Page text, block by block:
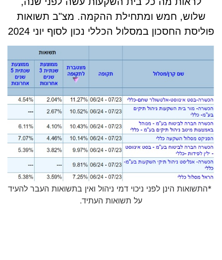
שלוש, חמש ומתחילת ההקמה. מצ"ב תשואות
פוליסת החסכון במסלול הכללי נכון לסוף יוני 2024
*התשואות הינן לפני ניכוי דמי ניהול ואין בתשואות העבר להעיד
על תשואות העתיד.